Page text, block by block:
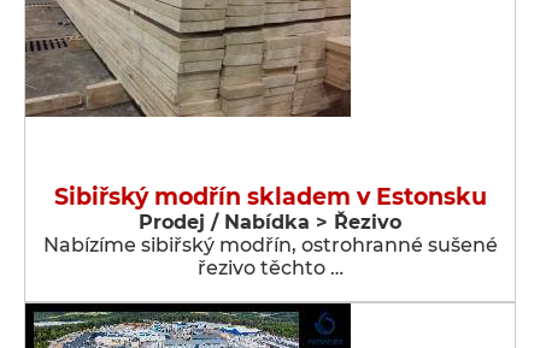
Sibiřský modřín skladem v Estonsku
Prodej / Nabídka > Řezivo
Nabízíme sibiřský modřín, ostrohranné sušené
řezivo těchto …